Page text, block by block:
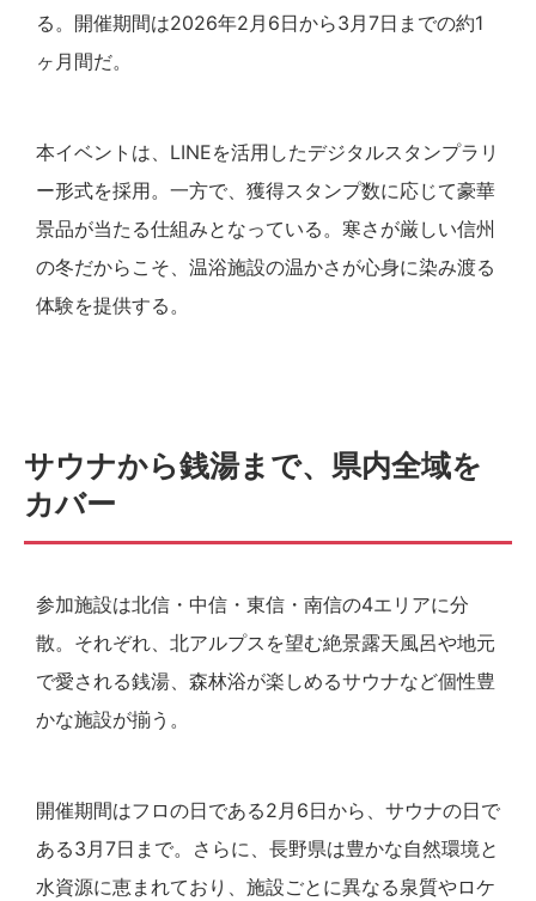
る。開催期間は2026年2月6日から3月7日までの約1
ヶ月間だ。
本イベントは、LINEを活用したデジタルスタンプラリ
ー形式を採用。一方で、獲得スタンプ数に応じて豪華
景品が当たる仕組みとなっている。寒さが厳しい信州
の冬だからこそ、温浴施設の温かさが心身に染み渡る
体験を提供する。
サウナから銭湯まで、県内全域を
カバー
参加施設は北信・中信・東信・南信の4エリアに分
散。それぞれ、北アルプスを望む絶景露天風呂や地元
で愛される銭湯、森林浴が楽しめるサウナなど個性豊
かな施設が揃う。
開催期間はフロの日である2月6日から、サウナの日で
ある3月7日まで。さらに、長野県は豊かな自然環境と
水資源に恵まれており、施設ごとに異なる泉質やロケ